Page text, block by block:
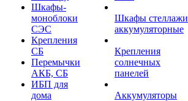
Шкафы-
моноблоки
СЭС
Крепления
СБ
Перемычки
АКБ, СБ
ИБП для
дома
Шкафы стеллажи
аккумуляторные
Крепления
солнечных
панелей
Аккумуляторы